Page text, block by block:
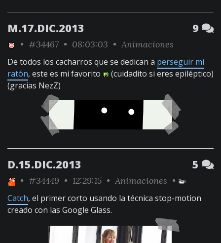
M.17.DIC.2013 9
• #34467 • 08:03:03 • Animaciones
De todos los cacharros que se dedican a perseguir mi
ratón, este es mi favorito
(cuidadito si eres epiléptico)
(gracias NezZ)
D.15.DIC.2013 5
• #34449 • 12:29:15 • Animaciones •
Catch, el primer corto usando la técnica stop-motion
creado con las Google Glass.